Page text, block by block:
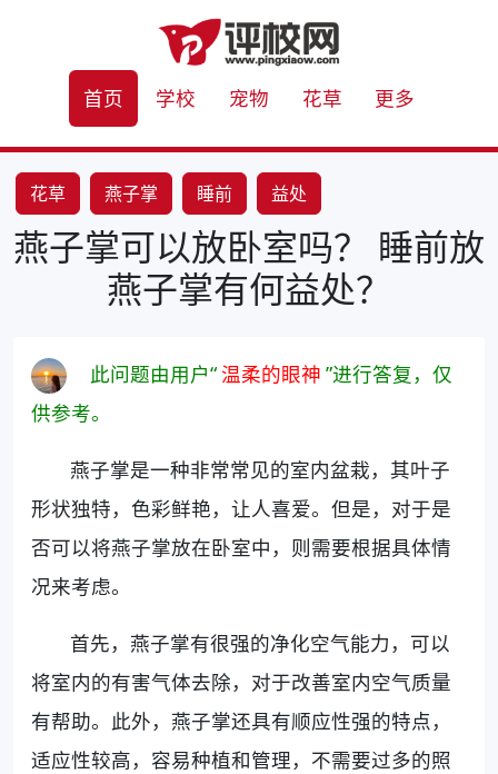
首页 学校 宠物 花草 更多
花草 燕子掌 睡前 益处
燕子掌可以放卧室吗？ 睡前放
燕子掌有何益处？
此问题由用户“温柔的眼神 ”进行答复，仅
供参考。
燕子掌是一种非常常见的室内盆栽，其叶子
形状独特，色彩鲜艳，让人喜爱。但是，对于是
否可以将燕子掌放在卧室中，则需要根据具体情
况来考虑。
首先，燕子掌有很强的净化空气能力，可以
将室内的有害气体去除，对于改善室内空气质量
有帮助。此外，燕子掌还具有顺应性强的特点，
适应性较高，容易种植和管理，不需要过多的照